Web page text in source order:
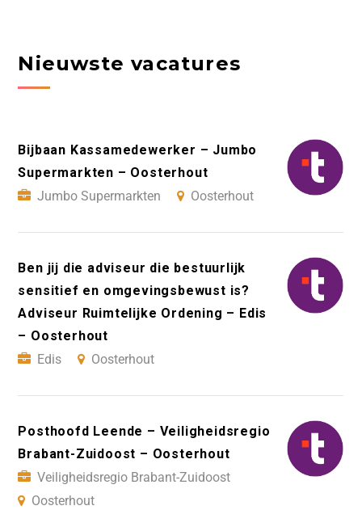
Nieuwste vacatures
Bijbaan Kassamedewerker – Jumbo
Supermarkten – Oosterhout
Jumbo Supermarkten
Oosterhout
Ben jij die adviseur die bestuurlijk
sensitief en omgevingsbewust is?
Adviseur Ruimtelijke Ordening – Edis
– Oosterhout
Edis
Oosterhout
Posthoofd Leende – Veiligheidsregio
Brabant-Zuidoost – Oosterhout
Veiligheidsregio Brabant-Zuidoost
Oosterhout